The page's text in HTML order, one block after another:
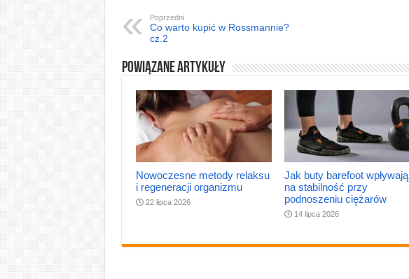
Poprzedni
Co warto kupić w Rossmannie?
cz.2
Powiązane artykuły
Nowoczesne metody relaksu
i regeneracji organizmu
22 lipca 2026
Jak buty barefoot wpływają
na stabilność przy
podnoszeniu ciężarów
14 lipca 2026